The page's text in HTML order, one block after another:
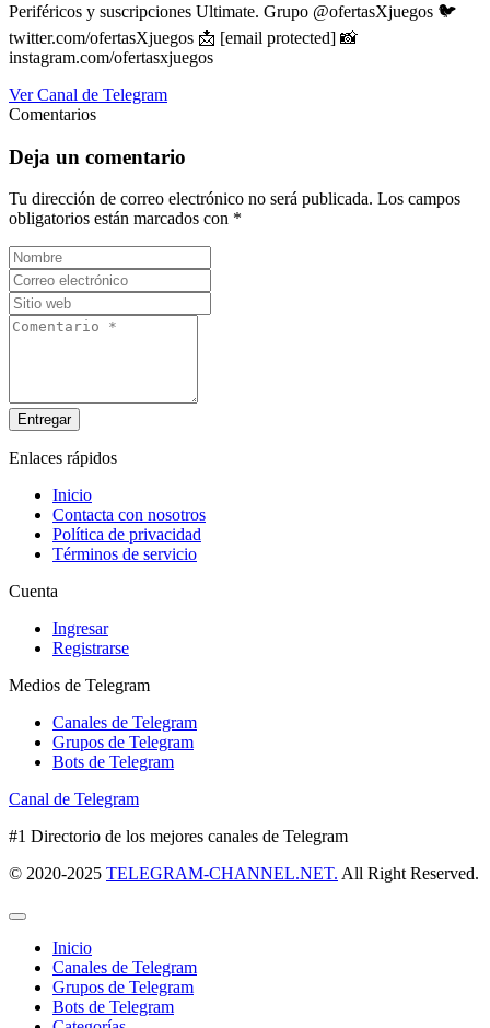
Periféricos y suscripciones Ultimate. Grupo @ofertasXjuegos 🐦
twitter.com/ofertasXjuegos 📩 [email protected] 📸
instagram.com/ofertasxjuegos
Ver Canal de Telegram
Comentarios
Deja un comentario
Tu dirección de correo electrónico no será publicada. Los campos
obligatorios están marcados con *
Entregar
Enlaces rápidos
Inicio
Contacta con nosotros
Política de privacidad
Términos de servicio
Cuenta
Ingresar
Registrarse
Medios de Telegram
Canales de Telegram
Grupos de Telegram
Bots de Telegram
Canal de Telegram
#1 Directorio de los mejores canales de Telegram
© 2020-2025 TELEGRAM-CHANNEL.NET. All Right Reserved.
Inicio
Canales de Telegram
Grupos de Telegram
Bots de Telegram